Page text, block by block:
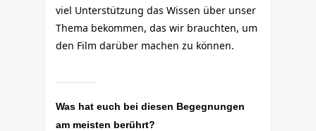
viel Unterstützung das Wissen über unser
Thema bekommen, das wir brauchten, um
den Film darüber machen zu können.
Was hat euch bei diesen Begegnungen
am meisten berührt?